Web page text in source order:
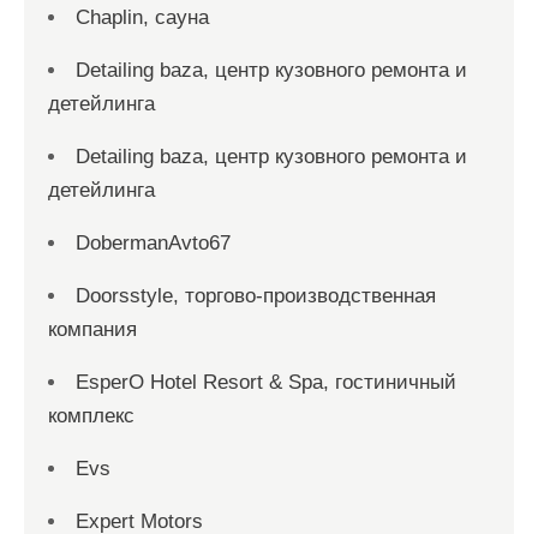
Chaplin, сауна
Detailing baza, центр кузовного ремонта и
детейлинга
Detailing baza, центр кузовного ремонта и
детейлинга
DobermanAvto67
Doorsstyle, торгово-производственная
компания
EsperO Hotel Resort & Spa, гостиничный
комплекс
Evs
Expert Motors